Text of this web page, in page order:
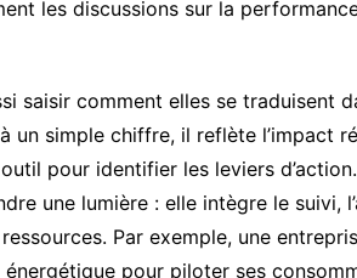
les discussions sur la
saisir comment elles se traduisent
un simple chiffre, il reflète l’impact
pour identifier les leviers
une lumière : elle intègre le suivi,
Par exemple, une
pour piloter ses